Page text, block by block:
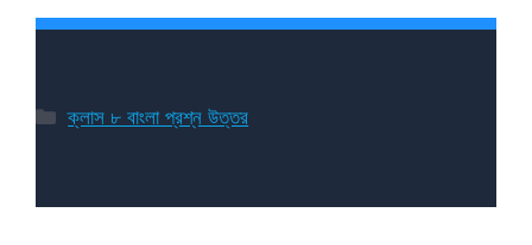
Categories
ক্লাস ৮ বাংলা প্রশ্ন উত্তর